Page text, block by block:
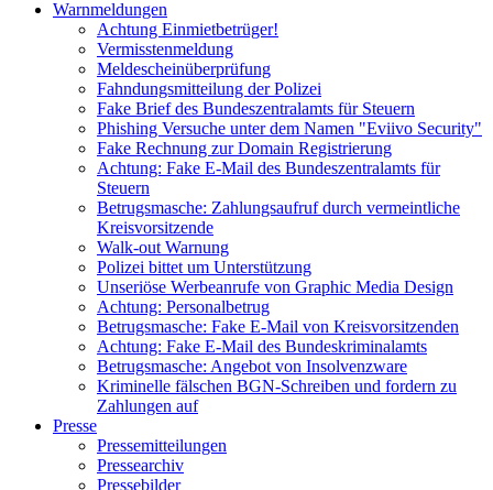
Warnmeldungen
Achtung Einmietbetrüger!
Vermisstenmeldung
Meldescheinüberprüfung
Fahndungsmitteilung der Polizei
Fake Brief des Bundeszentralamts für Steuern
Phishing Versuche unter dem Namen "Eviivo Security"
Fake Rechnung zur Domain Registrierung
Achtung: Fake E-Mail des Bundeszentralamts für
Steuern
Betrugsmasche: Zahlungsaufruf durch vermeintliche
Kreisvorsitzende
Walk-out Warnung
Polizei bittet um Unterstützung
Unseriöse Werbeanrufe von Graphic Media Design
Achtung: Personalbetrug
Betrugsmasche: Fake E-Mail von Kreisvorsitzenden
Achtung: Fake E-Mail des Bundeskriminalamts
Betrugsmasche: Angebot von Insolvenzware
Kriminelle fälschen BGN-Schreiben und fordern zu
Zahlungen auf
Presse
Pressemitteilungen
Pressearchiv
Pressebilder